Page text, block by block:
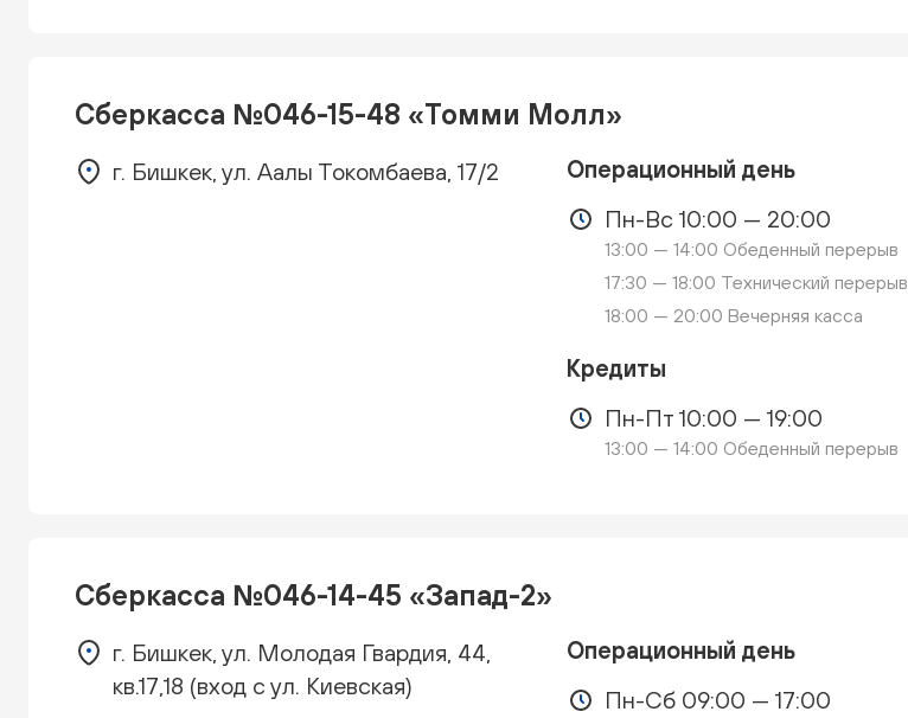
Сберкасса №046-15-48 «Томми Молл»
г. Бишкек, ул. Аалы Токомбаева, 17/2
Операционный день
Пн-Вс 10:00 — 20:00
13:00 — 14:00 Обеденный перерыв
17:30 — 18:00 Технический перерыв
18:00 — 20:00 Вечерняя касса
Кредиты
Пн-Пт 10:00 — 19:00
13:00 — 14:00 Обеденный перерыв
Сберкасса №046-14-45 «Запад-2»
г. Бишкек, ул. Молодая Гвардия, 44,
кв.17,18 (вход с ул. Киевская)
Операционный день
Пн-Сб 09:00 — 17:00